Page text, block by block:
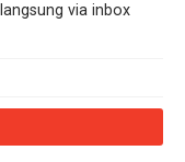
via inbox